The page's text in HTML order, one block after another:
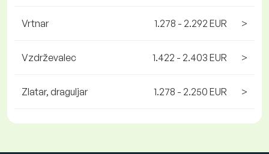
Vrtnar 1.278 - 2.292 EUR >
Vzdrževalec 1.422 - 2.403 EUR >
Zlatar, draguljar 1.278 - 2.250 EUR >